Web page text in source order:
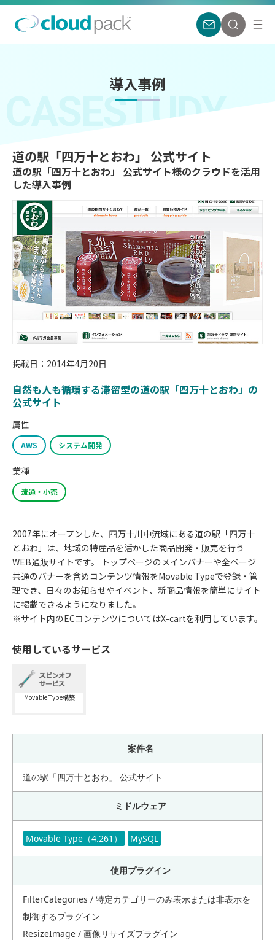
導入事例
CASESTUDY
道の駅「四万十とおわ」 公式サイト
道の駅「四万十とおわ」 公式サイト様のクラウドを活用
した導入事例
掲載日：2014年4月20日
自然も人も循環する滞留型の道の駅「四万十とおわ」の
公式サイト
属性
AWS システム開発
業種
流通・小売
2007年にオープンした、四万十川中流域にある道の駅「四万十
とおわ」は、地域の特産品を活かした商品開発・販売を行う
WEB通販サイトです。 トップページのメインバナーや全ページ
共通のバナーを含めコンテンツ情報をMovable Typeで登録・管
理でき、日々のお知らせやイベント、新商品情報を簡単にサイト
に掲載できるようになりました。
※サイト内のECコンテンツについてはX-cartを利用しています。
使用しているサービス
Movable Type構築
案件名
道の駅「四万十とおわ」 公式サイト
ミドルウェア
Movable Type（4.261） MySQL
使用プラグイン
FilterCategories / 特定カテゴリーのみ表示または非表示を
制御するプラグイン
ResizeImage / 画像リサイズプラグイン